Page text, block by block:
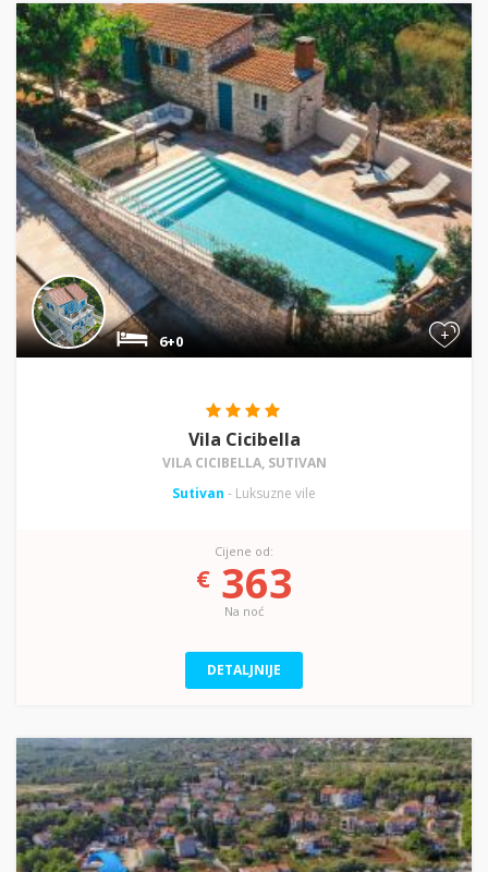
+
6+0
Vila Cicibella
VILA CICIBELLA, SUTIVAN
Sutivan - Luksuzne vile
Cijene od:
€363
Na noć
DETALJNIJE